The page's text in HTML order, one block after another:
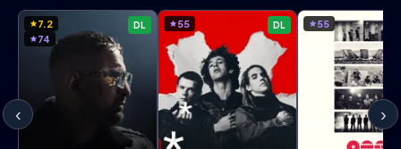
‹
DL
7.2
74
DL
55 55
›